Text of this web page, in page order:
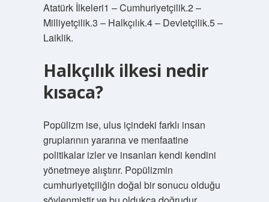
Atatürk İlkeleri1 – Cumhuriyetçilik.2 –
Milliyetçilik.3 – Halkçılık.4 – Devletçilik.5 –
Laiklik.
Halkçılık ilkesi nedir
kısaca?
Popülizm ise, ulus içindeki farklı insan
gruplarının yararına ve menfaatine
politikalar izler ve insanları kendi kendini
yönetmeye alıştırır. Popülizmin
cumhuriyetçiliğin doğal bir sonucu olduğu